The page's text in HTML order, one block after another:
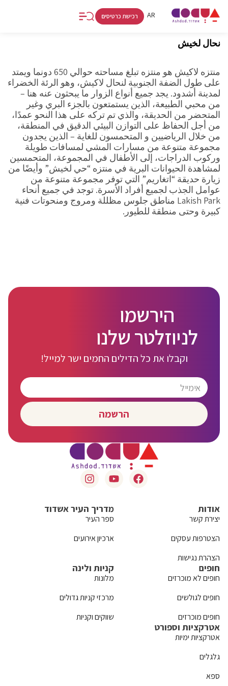
AR
HE
רכישת כרטיסים
نحال لخيش
منتزه لاكيش هو منتزه تبلغ مساحته حوالي 650 دونما ويمتد
على طول الضفة الجنوبية لنحال لاكيش، وهو الرئة الخضراء
لمدينة أشدود. يجد جميع أنواع الزوار ما يبحثون عنه هنا –
من محبي الطبيعة، الذين يستمتعون بالجزء البري وغير
المتحضر من الحديقة، والذي تم تركه على هذا النحو عمدًا،
من أجل الحفاظ على التوازن البيئي الدقيق في المنطقة،
من خلال الرياضيين و المتحمسون للغاية – الذين يجدون
مجموعة متنوعة من مسارات المشي لمسافات طويلة
وركوب الدراجات، إلى الأطفال في المجموعة، المتحمسين
لمشاهدة الحيوانات البرية في منتزه “حي لخيش” وأيضًا من
زيارة حديقة “اتغاريم” التي توفر مجموعة متنوعة من
عوامل الجذب لجميع أفراد الأسرة. توجد في جميع أنحاء
Lakish Park مناطق جلوس مظللة ومروج ومنحوتات فنية
كبيرة وحتى منطقة للطيور.
הירשמו
לניוזלטר שלנו
וקבלו את כל הדילים החמים ישר למייל!
הרשמה
אודות
יצירת קשר
הצטרפות עסקים
הצהרת נגישות
מדריך העיר אשדוד
ספר העיר
ארכיון אירועים
חופים
חופים לא מוכרזים
חופים לגולשים
חופים מוכרזים
קניות ולינה
מלונות
מרכזי קניות גדולים
שווקים וקניות
אטרקציות וספורט
אטרקציות ימיות
גלגלים
ספא